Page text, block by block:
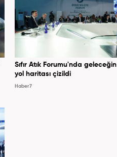
Sıfır Atık Forumu'nda geleceğin
yol haritası çizildi
Haber7